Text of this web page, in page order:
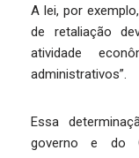
A lei, por
de retaliação
atividade
administrativos”.
Essa
governo e do